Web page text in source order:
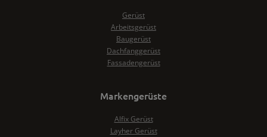
Gerüst
Arbeitsgerüst
Baugerüst
Dachfanggerüst
Fassadengerüst
Markengerüste
Alfix Gerüst
Layher Gerüst